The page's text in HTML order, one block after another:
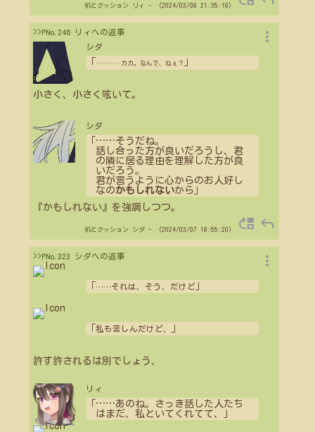
机とクッション リィ - （2024/03/08 21:35:19）
>>PNo.246 リィへの返事
シダ
… … … … カカ。なんで、ねぇ？
小さく、小さく呟いて。
シダ
……そうだね。
話し合った方が良いだろうし、君
の隣に居る理由を理解した方が良
いだろう。
君が言うように心からのお人好し
なのかもしれないから」
『かもしれない』を強調しつつ。
more_vert
机とクッション シダ- （2024/03/07 18:55:20） move_up reply
>>PNo.323 シダへの返事
……それは、そう、だけど
私も苦しんだけど、
許す許されるは別でしょう、
リィ
……あのね。さっき話した人たち
はまだ、私といてくれてて、」
more_vert